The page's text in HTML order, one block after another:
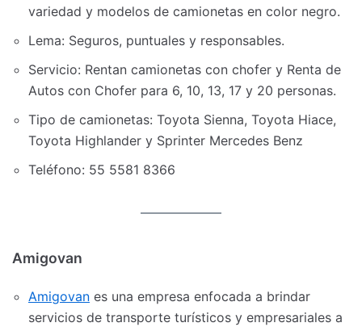
variedad y modelos de camionetas en color negro.
Lema: Seguros, puntuales y responsables.
Servicio: Rentan camionetas con chofer y Renta de
Autos con Chofer para 6, 10, 13, 17 y 20 personas.
Tipo de camionetas: Toyota Sienna, Toyota Hiace,
Toyota Highlander y Sprinter Mercedes Benz
Teléfono: 55 5581 8366
Amigovan
Amigovan es una empresa enfocada a brindar
servicios de transporte turísticos y empresariales a